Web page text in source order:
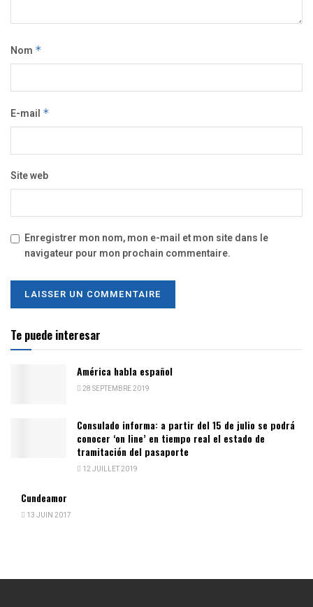
Nom *
E-mail *
Site web
Enregistrer mon nom, mon e-mail et mon site dans le
navigateur pour mon prochain commentaire.
Te puede interesar
América habla español
28 SEPTEMBRE 2019
Consulado informa: a partir del 15 de julio se podrá
conocer ‘on line’ en tiempo real el estado de
tramitación del pasaporte
12 JUILLET 2019
Cundeamor
13 JUIN 2017